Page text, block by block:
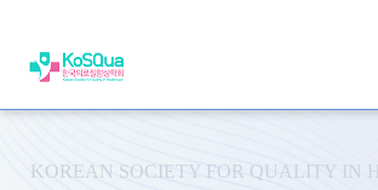
KOREAN SOCIETY FOR QUALITY IN